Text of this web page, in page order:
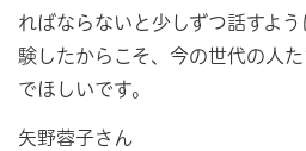
ればならないと少しずつ話すよ
験したからこそ、今の世代の人
でほしいです。
矢野蓉子さん